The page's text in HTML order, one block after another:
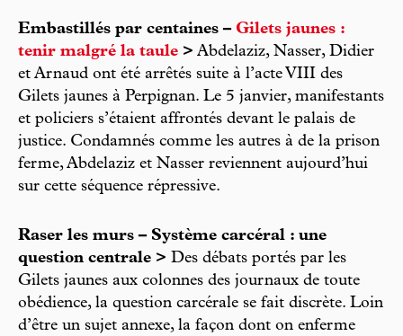
Embastillés par centaines – Gilets jaunes :
tenir malgré la taule > Abdelaziz, Nasser, Didier
et Arnaud ont été arrêtés suite à l’acte VIII des
Gilets jaunes à Perpignan. Le 5 janvier, manifestants
et policiers s’étaient affrontés devant le palais de
justice. Condamnés comme les autres à de la prison
ferme, Abdelaziz et Nasser reviennent aujourd’hui
sur cette séquence répressive.
Raser les murs – Système carcéral : une
question centrale > Des débats portés par les
Gilets jaunes aux colonnes des journaux de toute
obédience, la question carcérale se fait discrète. Loin
d’être un sujet annexe, la façon dont on enferme